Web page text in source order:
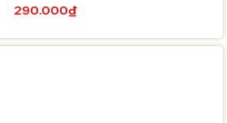
290.000₫